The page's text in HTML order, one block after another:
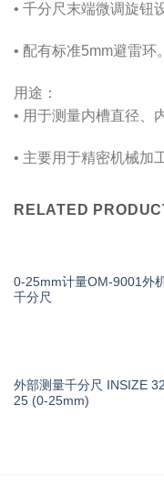
• 千分尺末端微调旋钮
• 配有标准5mm避雷环。
用途：
• 用于测量内槽直径、
• 主要用于精密机械加
RELATED
0-25mm计量OM-9001外
千分尺
外部测量千分尺 INSIZE
25 (0-25mm)